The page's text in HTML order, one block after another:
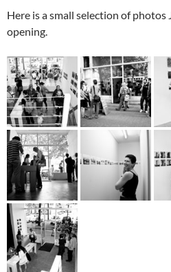
Here is a small selection of
opening.